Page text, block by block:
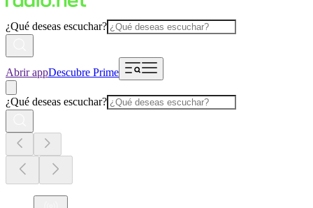
¿Qué deseas escuchar?
Abrir appDescubre Prime
¿Qué deseas escuchar?